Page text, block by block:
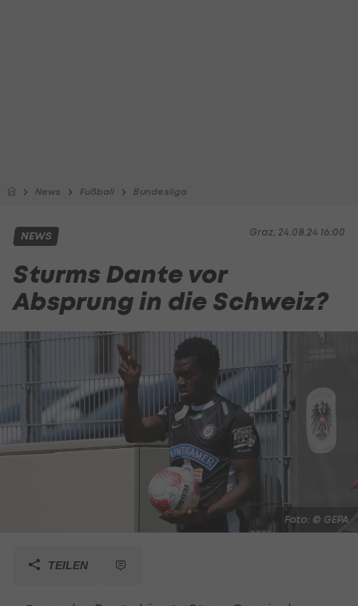
News Fußball Bundesliga
Graz, 24.08.24 16:00
NEWS
Sturms Dante vor
Absprung in die Schweiz?
Foto: © GEPA
TEILEN